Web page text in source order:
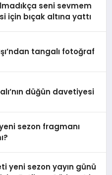
seni sevmem
için bıçak altına yattı
tangalı fotoğraf
düğün davetiyesi
yeni sezon fragmanı
yeni sezon yayın günü